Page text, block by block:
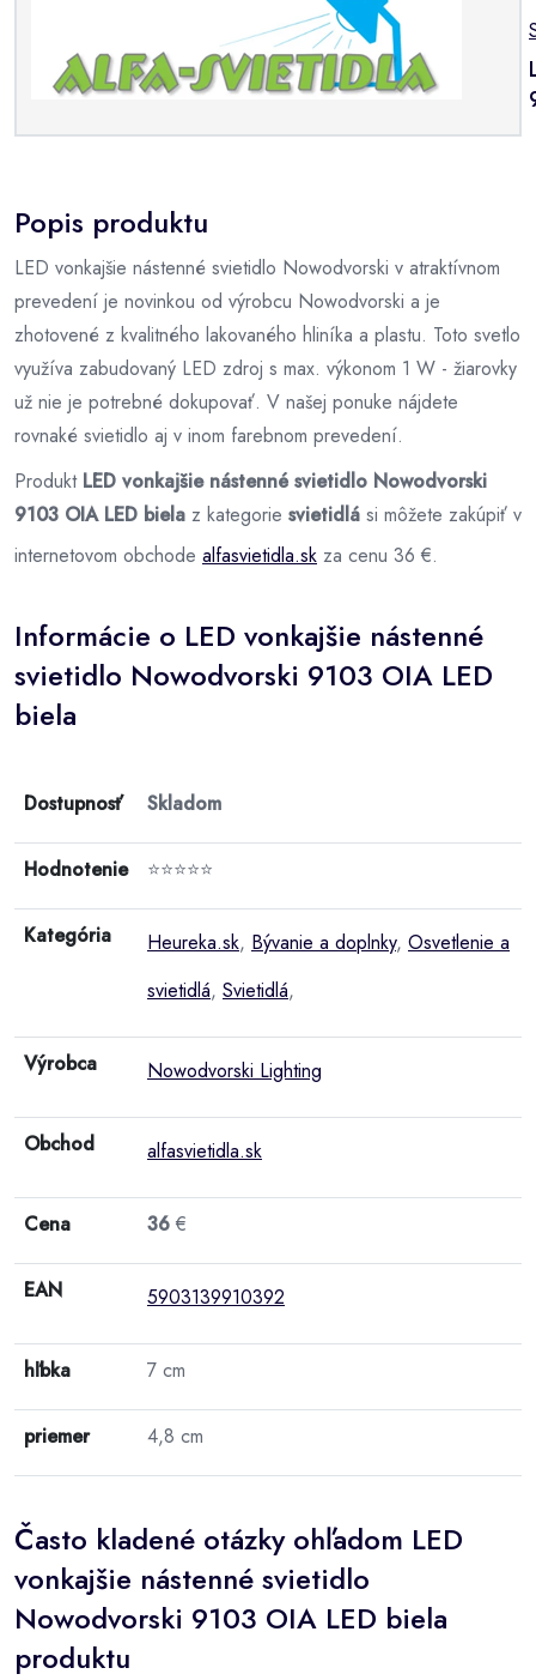
Popis produktu
LED vonkajšie nástenné svietidlo Nowodvorski v atraktívnom
prevedení je novinkou od výrobcu Nowodvorski a je
zhotovené z kvalitného lakovaného hliníka a plastu. Toto svetlo
využíva zabudovaný LED zdroj s max. výkonom 1 W - žiarovky
už nie je potrebné dokupovať. V našej ponuke nájdete
rovnaké svietidlo aj v inom farebnom prevedení.
Produkt LED vonkajšie nástenné svietidlo Nowodvorski
9103 OIA LED biela z kategorie svietidlá si môžete zakúpiť v
internetovom obchode alfasvietidla.sk za cenu 36 €.
Informácie o LED vonkajšie nástenné
svietidlo Nowodvorski 9103 OIA LED
biela
Dostupnosť Skladom
Hodnotenie ⭐⭐⭐⭐⭐
Kategória Heureka.sk, Bývanie a doplnky, Osvetlenie a
svietidlá, Svietidlá,
Výrobca Nowodvorski Lighting
Obchod alfasvietidla.sk
Cena 36 €
EAN 5903139910392
hľbka 7 cm
priemer 4,8 cm
Často kladené otázky ohľadom LED
vonkajšie nástenné svietidlo
Nowodvorski 9103 OIA LED biela
produktu